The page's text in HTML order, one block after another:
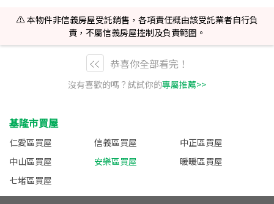
⚠️ 本物件非信義房屋受託銷售，各項責任概由該受託業者自行負
責，不屬信義房屋控制及負責範圍。
恭喜你全部看完！
沒有喜歡的嗎？試試你的專屬推薦>>
基隆市買屋
仁愛區買屋 信義區買屋
中正區買屋
中山區買屋
安樂區買屋
暖暖區買屋
七堵區買屋